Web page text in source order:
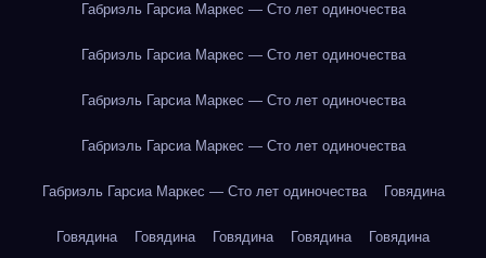
Габриэль Гарсиа Маркес — Сто лет одиночества
Габриэль Гарсиа Маркес — Сто лет одиночества
Габриэль Гарсиа Маркес — Сто лет одиночества
Габриэль Гарсиа Маркес — Сто лет одиночества
Габриэль Гарсиа Маркес — Сто лет одиночества Говядина
Говядина Говядина Говядина Говядина Говядина